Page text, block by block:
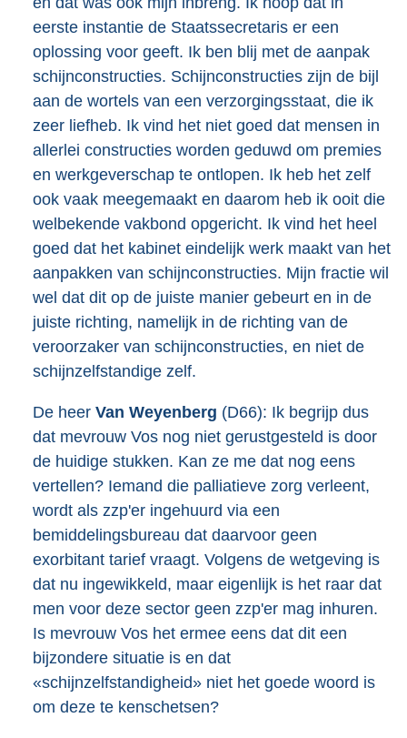
eerste instantie de Staatssecretaris er een
oplossing voor geeft. Ik ben blij met de aanpak
schijnconstructies. Schijnconstructies zijn de bijl
aan de wortels van een verzorgingsstaat, die ik
zeer liefheb. Ik vind het niet goed dat mensen in
allerlei constructies worden geduwd om premies
en werkgeverschap te ontlopen. Ik heb het zelf
ook vaak meegemaakt en daarom heb ik ooit die
welbekende vakbond opgericht. Ik vind het heel
goed dat het kabinet eindelijk werk maakt van het
aanpakken van schijnconstructies. Mijn fractie wil
wel dat dit op de juiste manier gebeurt en in de
juiste richting, namelijk in de richting van de
veroorzaker van schijnconstructies, en niet de
schijnzelfstandige zelf.
De heer Van Weyenberg (D66): Ik begrijp dus
dat mevrouw Vos nog niet gerustgesteld is door
de huidige stukken. Kan ze me dat nog eens
vertellen? Iemand die palliatieve zorg verleent,
wordt als zzp'er ingehuurd via een
bemiddelingsbureau dat daarvoor geen
exorbitant tarief vraagt. Volgens de wetgeving is
dat nu ingewikkeld, maar eigenlijk is het raar dat
men voor deze sector geen zzp'er mag inhuren.
Is mevrouw Vos het ermee eens dat dit een
bijzondere situatie is en dat
«schijnzelfstandigheid» niet het goede woord is
om deze te kenschetsen?